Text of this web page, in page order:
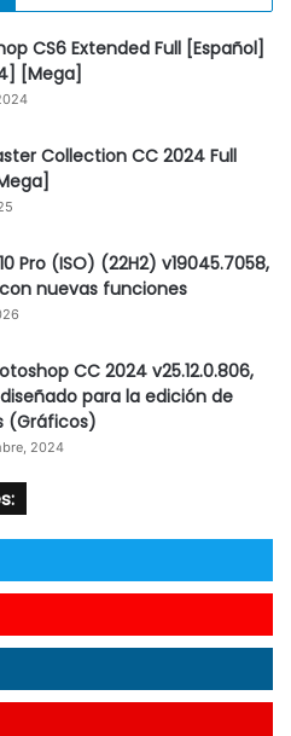
CS6 Extended Full [Español]
[Mega]
Collection CC 2024 Full
Pro (ISO) (22H2) v19045.7058,
nuevas funciones
CC 2024 v25.12.0.806,
para la edición de
(Gráficos)
2024